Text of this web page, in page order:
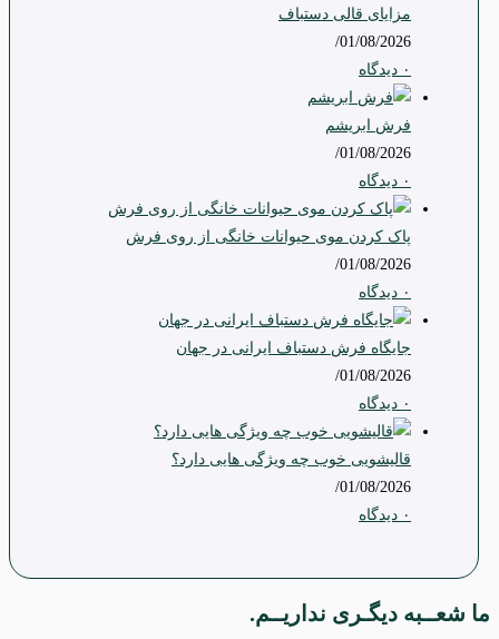
مزایای قالی دستباف
01/08/2026
/
۰ دیدگاه
فرش ابریشم
01/08/2026
/
۰ دیدگاه
پاک کردن موی حیوانات خانگی از روی فرش
01/08/2026
/
۰ دیدگاه
جایگاه فرش دستباف ایرانی در جهان
01/08/2026
/
۰ دیدگاه
قالیشویی خوب چه ویژگی هایی دارد؟
01/08/2026
/
۰ دیدگاه
ما شعــبه دیگـری نداریــم.